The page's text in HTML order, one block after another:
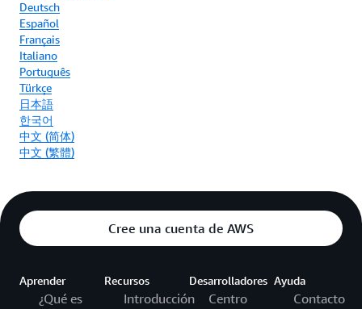
Deutsch
Español
Français
Italiano
Português
Türkçe
日本語
한국어
中文 (简体)
中文 (繁體)
Cree una cuenta de AWS
Aprender
¿Qué es
Recursos
Introducción
Desarrolladores
Centro
Ayuda
Contacto